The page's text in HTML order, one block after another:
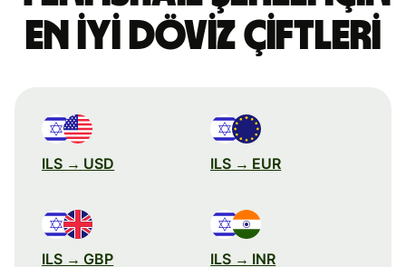
en iyi döviz çiftleri
ILS → USD ILS → EUR
ILS → GBP ILS → INR